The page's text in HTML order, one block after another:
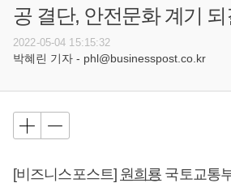
공 결단, 안전문화 계기 되
2022-05-04 15:15:32
박혜린 기자 - phl@businesspost.co.kr
[비즈니스포스트] 원희룡 국토교통